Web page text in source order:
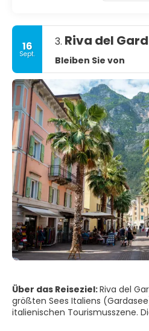
16
Sept.
3. Riva del
Bleiben Sie von
Über das Reiseziel:Riva del
größten Sees Italiens
italienischen Tourismusszene.